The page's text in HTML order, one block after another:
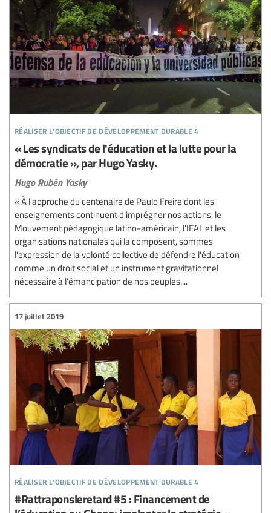
réaliser l’objectif de développement durable 4
« Les syndicats de l'éducation et la lutte pour la
démocratie », par Hugo Yasky.
Hugo Rubén Yasky
« À l'approche du centenaire de Paulo Freire dont les
enseignements continuent d'imprégner nos actions, le
Mouvement pédagogique latino-américain, l'IEAL et les
organisations nationales qui la composent, sommes
l'expression de la volonté collective de défendre l'éducation
comme un droit social et un instrument gravitationnel
nécessaire à l'émancipation de nos peuples....
réaliser l’objectif de développement durable 4
17 juillet 2019
#Rattraponsleretard #5 : Financement de